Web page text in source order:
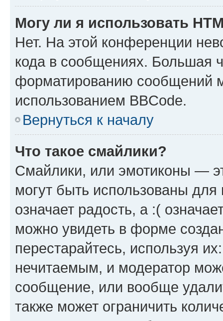
Могу ли я использовать
Нет. На этой конференции
кода в сообщениях. Большая
форматированию сообщений
использованием BBCode.
Вернуться к началу
Что такое смайлики?
Смайлики, или эмотиконы —
могут быть использованы
означает радость, а :(
можно увидеть в форме
перестарайтесь, используя
нечитаемым, и модератор
сообщение, или вообще
также может ограничить